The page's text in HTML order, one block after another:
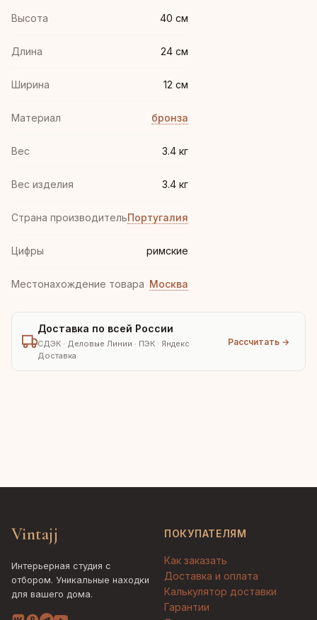
Высота 40 см
Длина 24 см
Ширина 12 см
Материал бронза
Вес 3.4 кг
Вес изделия 3.4 кг
Страна производительПортугалия
Цифры римские
Местонахождение товара Москва
Доставка по всей России
СДЭК · Деловые Линии · ПЭК · Яндекс
Доставка
Рассчитать →
Vintajj
Интерьерная студия с
отбором. Уникальные находки
для вашего дома.
ПОКУПАТЕЛЯМ
Как заказать
Доставка и оплата
Калькулятор доставки
Гарантии